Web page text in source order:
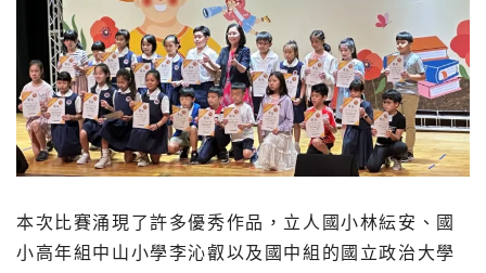
本次比賽涌現了許多優秀作品，立人國小林紜安、國
小高年組中山小學李沁叡以及國中組的國立政治大學